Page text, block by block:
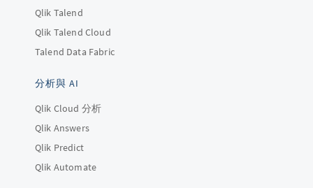
Qlik Talend
Qlik Talend Cloud
Talend Data Fabric
分析與 AI
Qlik Cloud 分析
Qlik Answers
Qlik Predict
Qlik Automate